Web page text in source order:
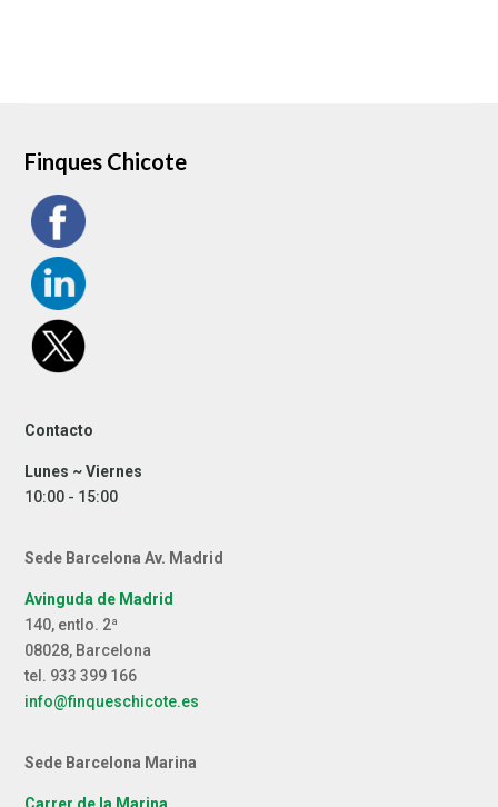
Finques Chicote
Contacto
Lunes ~ Viernes
10:00 - 15:00
Sede Barcelona Av. Madrid
Avinguda de Madrid
140, entlo. 2ª
08028, Barcelona
tel. 933 399 166
info@finqueschicote.es
Sede Barcelona Marina